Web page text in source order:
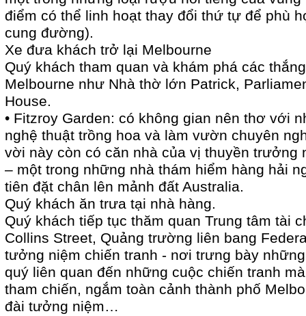
điểm có thể linh hoạt thay đổi thứ tự để phù
cung đường).
Xe đưa khách trở lại Melbourne
Quý khách tham quan và khám phá các
Melbourne như Nhà thờ lớn Patrick,
House.
• Fitzroy Garden: có không gian nên thơ với
nghệ thuật trồng hoa và làm vườn chuyên
vời này còn có căn nhà của vị thuyền trưởng
– một trong những nhà thám hiểm hàng hải
tiên đặt chân lên mảnh đất Australia.
Quý khách ăn trưa tại nhà hàng.
Quý khách tiếp tục thăm quan Trung tâm tài
Collins Street, Quảng trường liên bang
tưởng niệm chiến tranh - nơi trưng bày
quý liên quan đến những cuộc chiến tranh
tham chiến, ngắm toàn cảnh thành phố
đài tưởng niệm…